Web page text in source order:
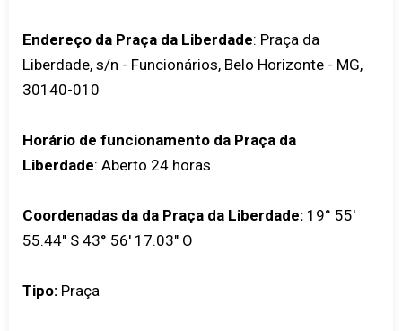
Endereço da Praça da Liberdade: Praça da
Liberdade, s/n - Funcionários, Belo Horizonte - MG,
30140-010
Horário de funcionamento da Praça da
Liberdade: Aberto 24 horas
Coordenadas da da Praça da Liberdade: 19° 55'
55.44" S 43° 56' 17.03" O
Tipo: Praça